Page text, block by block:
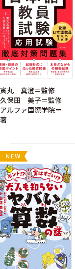
寅丸 真澄＝監修
久保田 美子＝監修
アルファ国際学院＝
著